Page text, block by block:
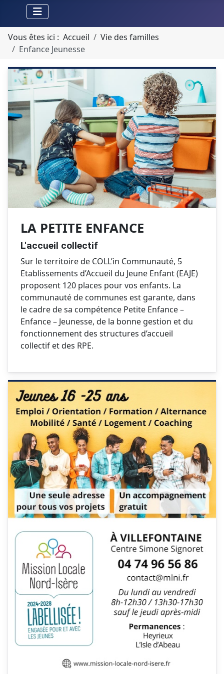
Vous êtes ici : Accueil
Vie des familles
Enfance Jeunesse
LA PETITE ENFANCE
L'accueil collectif
Sur le territoire de COLL’in Communauté, 5
Etablissements d’Accueil du Jeune Enfant (EAJE)
proposent 120 places pour vos enfants. La
communauté de communes est garante, dans
le cadre de sa compétence Petite Enfance –
Enfance – Jeunesse, de la bonne gestion et du
fonctionnement des structures d’accueil
collectif et des RPE.